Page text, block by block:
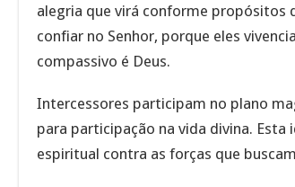
alegria que virá conforme propósitos
confiar no Senhor, porque eles
compassivo é Deus.
Intercessores participam no plano
para participação na vida divina.
espiritual contra as forças que